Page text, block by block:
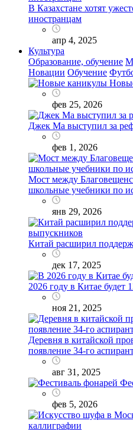
В Казахстане хотят
иностранцам
апр 4, 2025
Культура
Образование, обучение
Новации Обучение
фев 25, 2026
Джек Ма выступил за
фев 1, 2026
Мост между
школьные учебники по
янв 29, 2026
Китай расширил
дек 17, 2025
2026 году в Китае будет
ноя 21, 2025
Деревня в китайской
появление 34-го
авг 31, 2025
фев 5, 2026